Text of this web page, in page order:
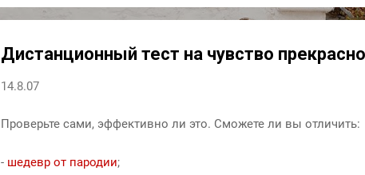
Дистанционный тест на чувство
14.8.07
Проверьте сами, эффективно ли это. Сможете ли вы отличить:
- шедевр от пародии;